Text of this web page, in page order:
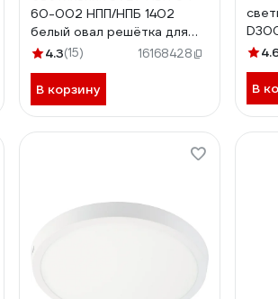
60-002 НПП/НПБ 1402
белый овал решётка для
бани сауны SV0107-0021
4.3(15) 16168428
В корзину В